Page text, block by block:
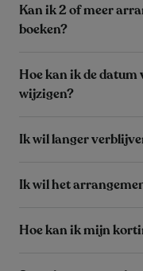
Kan ik 2 of meer
boeken?
Hoe kan ik de
wijzigen?
Ik wil langer
Ik wil het
Hoe kan ik mijn